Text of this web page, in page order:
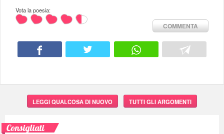
Vota la poesia:
COMMENTA
LEGGI QUALCOSA DI NUOVO TUTTI GLI ARGOMENTI
Consigliati